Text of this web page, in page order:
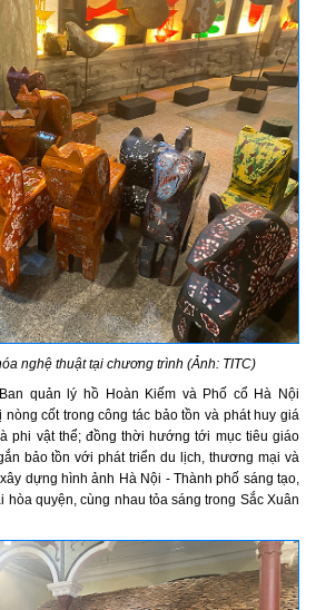
nghệ thuật tại chương trình (Ảnh: TITC)
quản lý hồ Hoàn Kiếm và Phố cổ Hà Nội
cốt trong công tác bảo tồn và phát huy giá
phi vật thể; đồng thời hướng tới mục tiêu giáo
bảo tồn với phát triển du lịch, thương mại và
dựng hình ảnh Hà Nội - Thành phố sáng tạo,
hòa quyện, cùng nhau tỏa sáng trong Sắc Xuân